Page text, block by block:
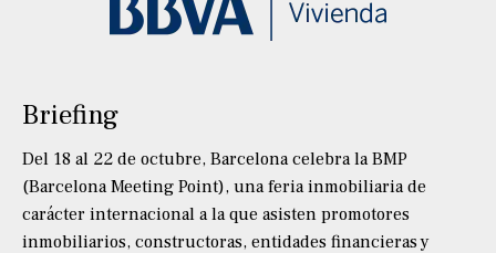
Briefing
Del 18 al 22 de octubre, Barcelona celebra la BMP
(Barcelona Meeting Point), una feria inmobiliaria de
carácter internacional a la que asisten promotores
inmobiliarios, constructoras, entidades financieras y